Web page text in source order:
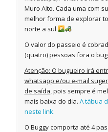
Muro Alto. Cada uma com
melhor forma de explorar
norte a sul
O valor do passeio é
(quatro) pessoas fora o
Atenção: O bugueiro irá
whatsapp e/ou e-mail
de saída, pois sempre é
mais baixa do dia. A tábua
neste link.
O Buggy comporta até 4